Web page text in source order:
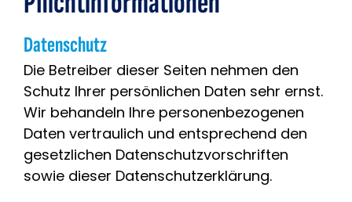
Datenschutz
Die Betreiber dieser Seiten nehmen den
Schutz Ihrer persönlichen Daten sehr ernst.
Wir behandeln Ihre personenbezogenen
Daten vertraulich und entsprechend den
gesetzlichen Datenschutzvorschriften
sowie dieser Datenschutzerklärung.